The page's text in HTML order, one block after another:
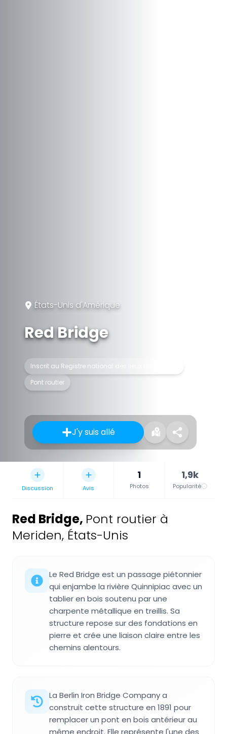
États-Unis d'Amérique
Red Bridge
Inscrit au Registre national des lieux historiques
Pont routier
J'y suis allé
Discussion Avis
1
Photos
1,9k
Popularité
Red Bridge, Pont routier à
Meriden, États-Unis
Le Red Bridge est un passage piétonnier
qui enjambe la rivière Quinnipiac avec un
tablier en bois soutenu par une
charpente métallique en treillis. Sa
structure repose sur des fondations en
pierre et crée une liaison claire entre les
chemins alentours.
La Berlin Iron Bridge Company a
construit cette structure en 1891 pour
remplacer un pont en bois antérieur au
même endroit. Elle représente l'une des